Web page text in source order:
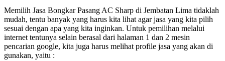
Memilih Jasa Bongkar Pasang AC Sharp di Jembatan Lima tidaklah
mudah, tentu banyak yang harus kita lihat agar jasa yang kita pilih
sesuai dengan apa yang kita inginkan. Untuk pemilihan melalui
internet tentunya selain berasal dari halaman 1 dan 2 mesin
pencarian google, kita juga harus melihat profile jasa yang akan di
gunakan, yaitu :